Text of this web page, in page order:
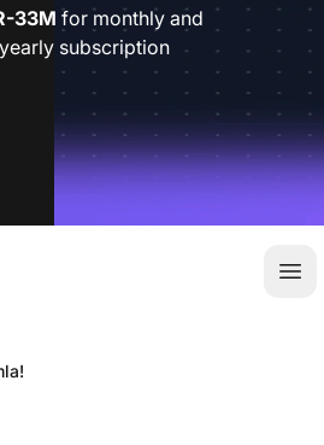
33M for monthly and
subscription